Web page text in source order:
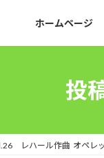
ホームページ
投
レハール作曲 オペレッ